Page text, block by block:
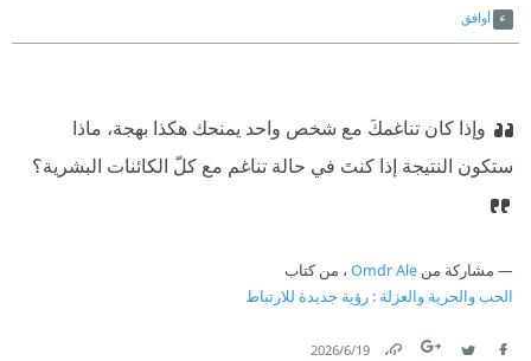
أوافق
وإذا كان تناغمكَ مع شخص واحد يمنحك هكذا بهجة، ماذا
ستكون النتيجة إذا كنتَ في حالة تناغم مع كلّ الكائنات البشرية؟
مشاركة من Omdr Ale ، من كتاب
الحب والحرية والعزلة : رؤية جديدة للارتباط
19‏/6‏/2026